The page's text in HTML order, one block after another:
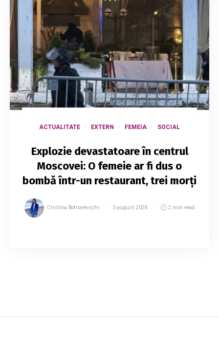
ACTUALITATE EXTERN FEMEIA SOCIAL
Explozie devastatoare în centrul
Moscovei: O femeie ar fi dus o
bombă într-un restaurant, trei morți
Cristina Botnarevschi 3 august 2026 2 min read